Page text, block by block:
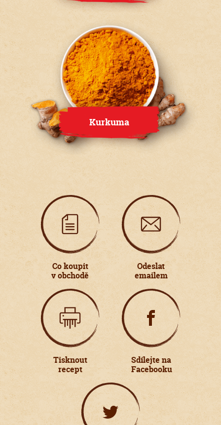
Kurkuma
Co koupit
v obchodě
Odeslat
emailem
Tisknout
recept
Sdílejte na
Facebooku